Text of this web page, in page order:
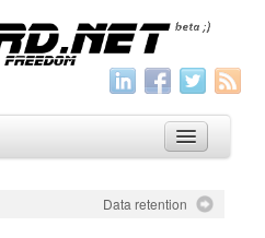
Data retention